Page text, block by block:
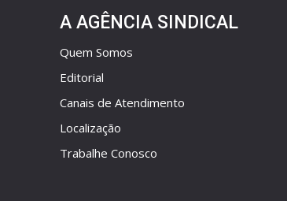
A AGÊNCIA SINDICAL
Quem Somos
Editorial
Canais de Atendimento
Localização
Trabalhe Conosco